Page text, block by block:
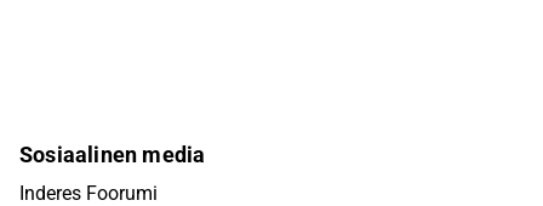
Sosiaalinen media
Inderes Foorumi